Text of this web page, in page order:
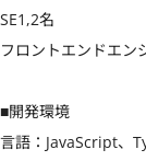
SE1,2名
フロントエンドエン
■開発環境
言語：JavaScript、